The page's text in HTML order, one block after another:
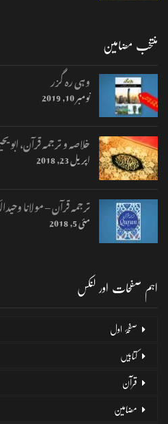
منتخب مضامین
وہی رہ گزر
نومبر 10, 2019
خلاصہ و ترجمہ قرآن،
اپریل 23, 2018
ترجمہ قرآن – مولانا
مئی 5, 2018
اہم صفحات اور لنکس
صفحۂ اول
کتابیں
قرآن
مضامین